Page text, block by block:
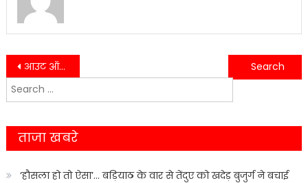
Post
navigation
आउट ऑफ टर्न जॉब होगी प्रदेश के खिलाड़ियो के लिए होगी मील का पत्थर साबित-रेखा आर्या……
घोषणाओं की स्थिति को लेकर जिलाधिकारी डॉ आशीष चौहान ने जिला कार्यालय सभागार में अधिकारियों की ली बैठक…….
Search
for:
ताजा खबरे
‘हौसला हो तो ऐसा’… बड़ियाठ के वार से तेंदुए को खदेड़ बुजुर्ग ने बचाई